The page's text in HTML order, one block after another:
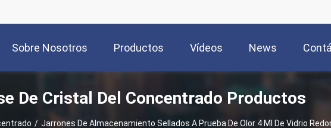
Sobre Nosotros Productos Vídeos News
De Cristal Del Concentrado Productos
/ Jarrones De Almacenamiento Sellados A Prueba De Olor 4 Ml De Vidrio